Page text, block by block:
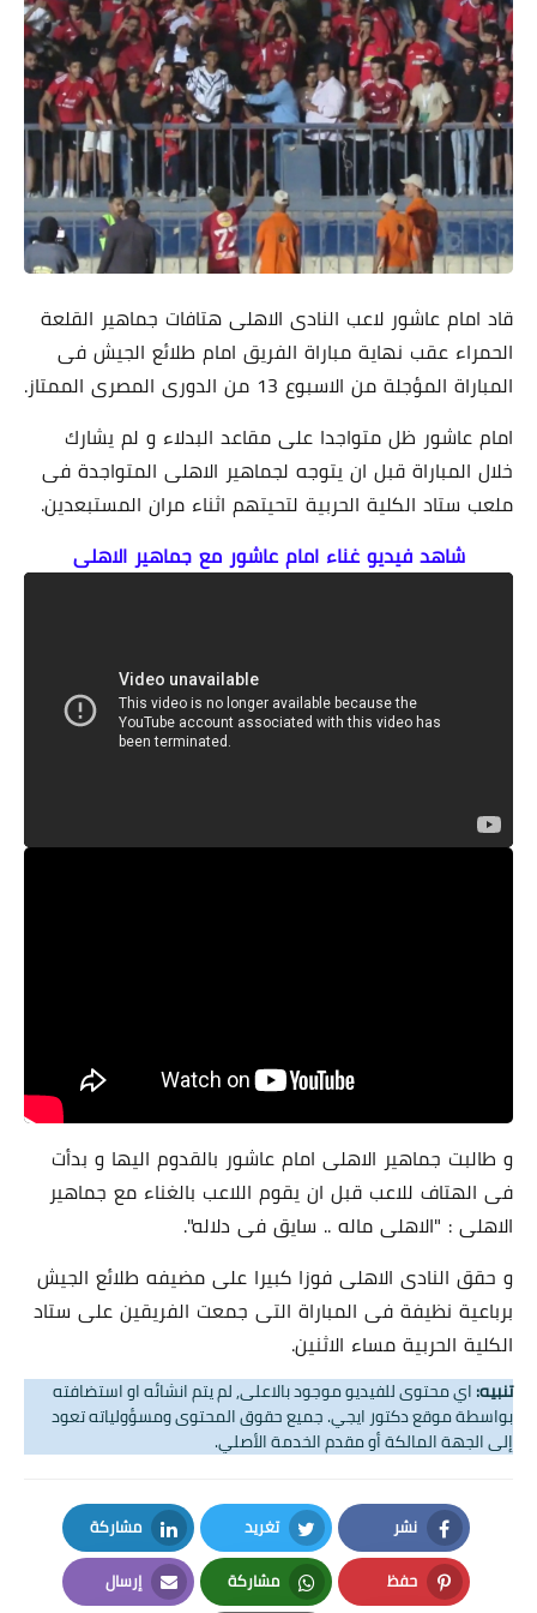
قاد امام عاشور لاعب النادى الاهلى هتافات جماهير القلعة
الحمراء عقب نهاية مباراة الفريق امام طلائع الجيش فى
المباراة المؤجلة من الاسبوع 13 من الدورى المصرى الممتاز.
امام عاشور ظل متواجدا على مقاعد البدلاء و لم يشارك
خلال المباراة قبل ان يتوجه لجماهير الاهلى المتواجدة فى
ملعب ستاد الكلية الحربية لتحيتهم اثناء مران المستبعدين.
شاهد فيديو غناء امام عاشور مع جماهير الاهلى
و طالبت جماهير الاهلى امام عاشور بالقدوم اليها و بدأت
فى الهتاف للاعب قبل ان يقوم اللاعب بالغناء مع جماهير
الاهلى : "الاهلى ماله .. سايق فى دلاله".
و حقق النادى الاهلى فوزا كبيرا على مضيفه طلائع الجيش
برباعية نظيفة فى المباراة التى جمعت الفريقين على ستاد
الكلية الحربية مساء الاثنين.
تنبيه:اي محتوى للفيديو موجود بالاعلى, لم يتم انشائه او استضافته
بواسطة موقع دكتور ايجي. جميع حقوق المحتوى ومسؤولياته تعود
إلى الجهة المالكة أو مقدم الخدمة الأصلي.
نشر
Facebook
تغريد
Twitter
مشاركة
LinkedIn
حفظ مشاركة إرسال